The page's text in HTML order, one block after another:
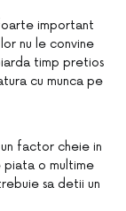
important
nu le convine
timp pretios
cu munca pe
factor cheie in
piata o multime
sa detii un